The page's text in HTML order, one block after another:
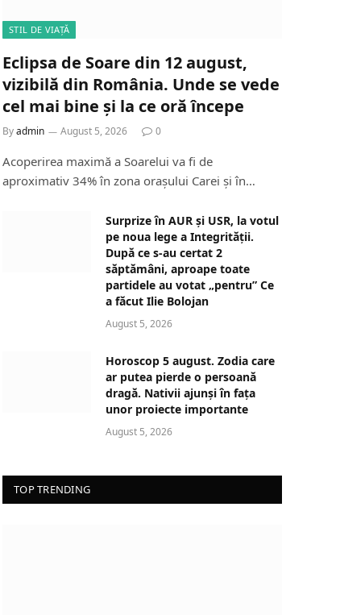
STIL DE VIAȚĂ
Eclipsa de Soare din 12 august,
vizibilă din România. Unde se vede
cel mai bine și la ce oră începe
Byadmin August 5, 2026 0
Acoperirea maximă a Soarelui va fi de
aproximativ 34% în zona orașului Carei și în…
Surprize în AUR și USR, la votul
pe noua lege a Integrității.
După ce s-au certat 2
săptămâni, aproape toate
partidele au votat „pentru” Ce
a făcut Ilie Bolojan
August 5, 2026
Horoscop 5 august. Zodia care
ar putea pierde o persoană
dragă. Nativii ajunși în fața
unor proiecte importante
August 5, 2026
TOP TRENDING